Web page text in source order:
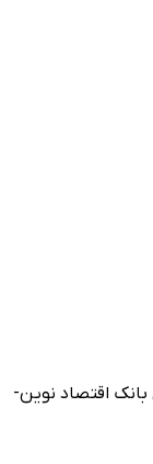
اقتصاد نوین-